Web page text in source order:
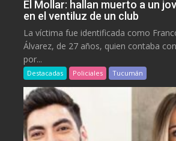
El Mollar: hallan muerto a un
en el ventiluz de un club
La víctima fue identificada como
Álvarez, de 27 años, quien contaba
por...
Destacadas Policiales Tucumán